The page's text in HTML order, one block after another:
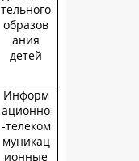
тельного
образов
ания
детей
Информ
ационно
-телеком
муникац
ионные